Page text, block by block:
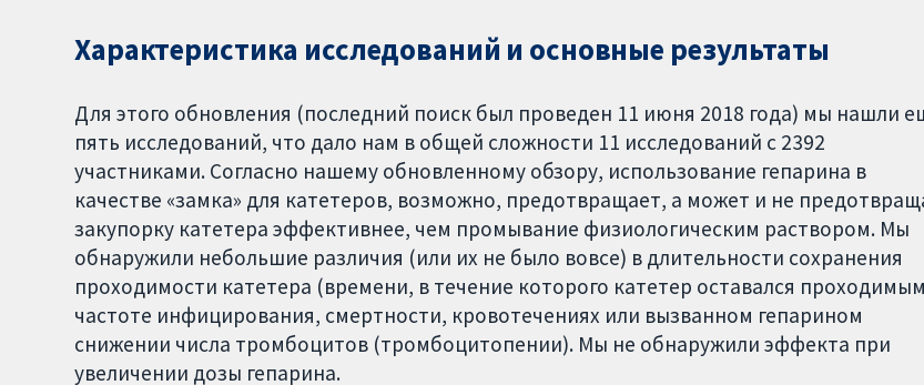
Характеристика исследований и основные результаты
Для этого обновления (последний поиск был проведен 11 июня 2018 года) мы нашли
пять исследований, что дало нам в общей сложности 11 исследований с 2392
участниками. Согласно нашему обновленному обзору, использование гепарина в
качестве «замка» для катетеров, возможно, предотвращает, а может и не
закупорку катетера эффективнее, чем промывание физиологическим раствором. Мы
обнаружили небольшие различия (или их не было вовсе) в длительности сохранения
проходимости катетера (времени, в течение которого катетер оставался
частоте инфицирования, смертности, кровотечениях или вызванном гепарином
снижении числа тромбоцитов (тромбоцитопении). Мы не обнаружили эффекта при
увеличении дозы гепарина.